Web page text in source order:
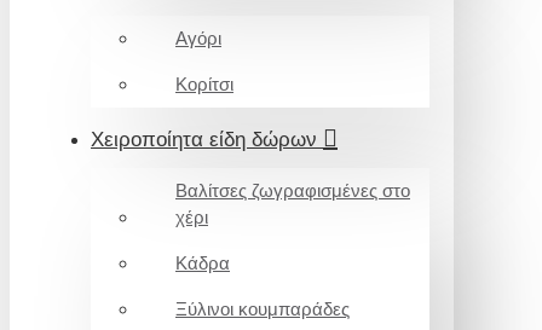
Αγόρι
Κορίτσι
Χειροποίητα είδη δώρων
Βαλίτσες ζωγραφισμένες στο
χέρι
Κάδρα
Ξύλινοι κουμπαράδες